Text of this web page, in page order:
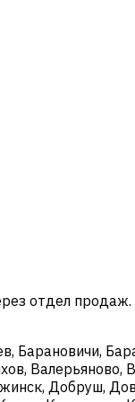
отдел
Барановичи,
Валерьяново,
Добруш,